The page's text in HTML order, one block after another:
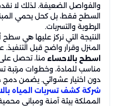
والفواصل الضعيفة. لذلك لا
السطح فقط، بل كحل يحمي
الرطوبة والتسربات.
النتيجة التي نركز عليها هي سطح
المنزل وقرار واضح قبل
اسطح بالاحساء منا، تحصل
مناسب للمادة، وخطوات مرتبة
دون اختيار عشوائي. يضمن
شركة كشف تسربات المياه
المملكة بيئة آمنة ومباني